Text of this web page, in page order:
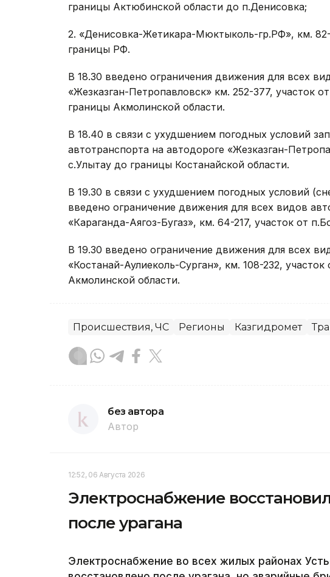
границы Актюбинской области до п.Денисовка;
2. «Денисовка-Жетикара-Мюктыколь-гр.РФ», км.
границы РФ.
В 18.30 введено ограничения движения для всех
«Жезказган-Петропавловск» км. 252-377, участок
границы Акмолинской области.
В 18.40 в связи с ухудшением погодных условий
автотранспорта на автодороге «Жезказган-
с.Улытау до границы Костанайской области.
В 19.30 в связи с ухудшением погодных условий
введено ограничение движения для всех видов
«Караганда-Аягоз-Бугаз», км. 64-217, участок от
В 19.30 введено ограничение движения для всех
«Костанай-Аулиеколь-Сурган», км. 108-232,
Акмолинской области.
Происшествия, ЧС Регионы Казгидромет
без автора
Автор
12:52, 06 Августа 2026
Электроснабжение
после урагана
Электроснабжение во всех жилых районах